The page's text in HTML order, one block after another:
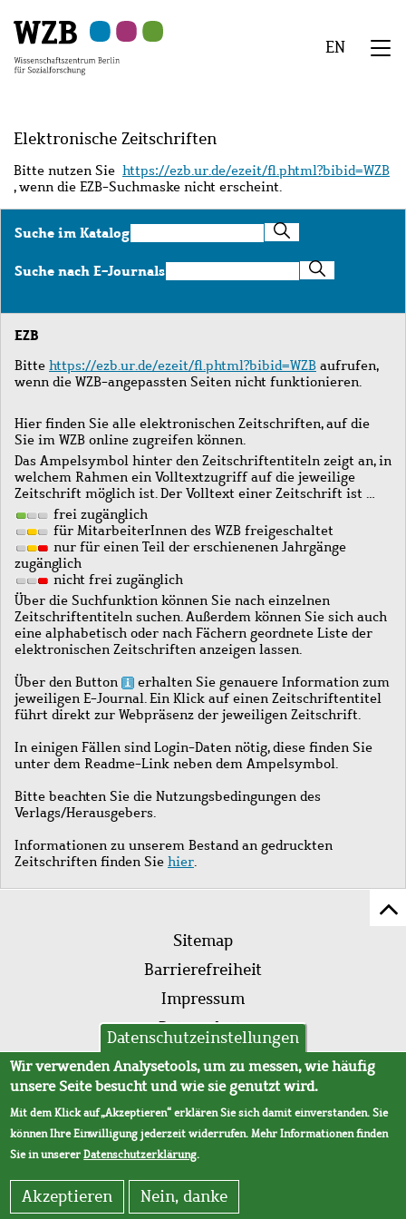
Hauptinhalt
springen
Navigation
springen
Suche
springen
Sekundärnavigation
springen
Fußzeile
springen
EN
Elektronische Zeitschriften
Bitte nutzen Sie https://ezb.ur.de/ezeit/fl.phtml?bibid=WZB
, wenn die EZB-Suchmaske nicht erscheint.
Suche im KatalogSuche
im
Katalog
Suche nach E-JournalsSuche
nach
Journals
EZB
Bitte https://ezb.ur.de/ezeit/fl.phtml?bibid=WZB aufrufen,
wenn die WZB-angepassten Seiten nicht funktionieren.
Hier finden Sie alle elektronischen Zeitschriften, auf die
Sie im WZB online zugreifen können.
Das Ampelsymbol hinter den Zeitschriftentiteln zeigt an, in
welchem Rahmen ein Volltextzugriff auf die jeweilige
Zeitschrift möglich ist. Der Volltext einer Zeitschrift ist …
frei zugänglich
für MitarbeiterInnen des WZB freigeschaltet
nur für einen Teil der erschienenen Jahrgänge
zugänglich
nicht frei zugänglich
Über die Suchfunktion können Sie nach einzelnen
Zeitschriftentiteln suchen. Außerdem können Sie sich auch
eine alphabetisch oder nach Fächern geordnete Liste der
elektronischen Zeitschriften anzeigen lassen.
Über den Button
erhalten Sie genauere Information zum
jeweiligen E-Journal. Ein Klick auf einen Zeitschriftentitel
führt direkt zur Webpräsenz der jeweiligen Zeitschrift.
In einigen Fällen sind Login-Daten nötig, diese finden Sie
unter dem Readme-Link neben dem Ampelsymbol.
Bitte beachten Sie die Nutzungsbedingungen des
Verlags/Herausgebers.
Informationen zu unserem Bestand an gedruckten
Zeitschriften finden Sie hier.
Fußleistenmenü
Sitemap
Barrierefreiheit
Impressum
Datenschutz
AVB
Datenschutzeinstellungen
Wir verwenden Analysetools, um zu messen, wie häufig
unsere Seite besucht und wie sie genutzt wird.
Mit dem Klick auf „Akzeptieren“ erklären Sie sich damit einverstanden. Sie
können Ihre Einwilligung jederzeit widerrufen. Mehr Informationen finden
Sie in unsererDatenschutzerklärung.
Akzeptieren Nein, danke